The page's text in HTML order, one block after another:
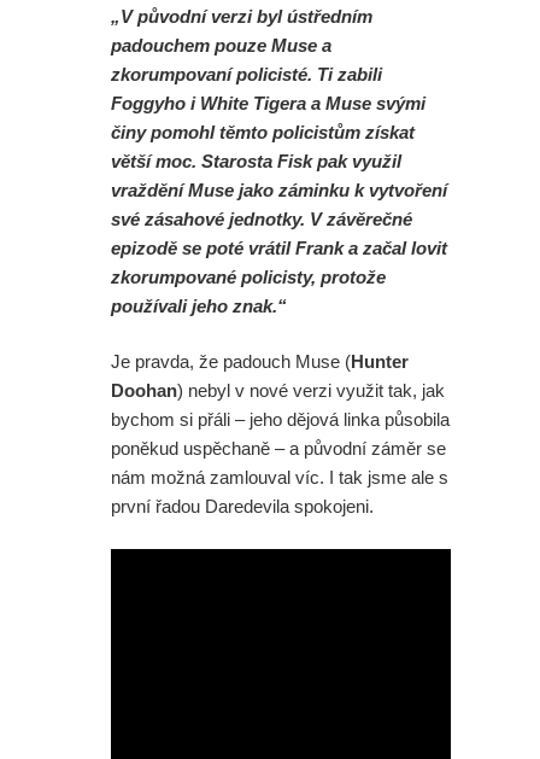
„V původní verzi byl ústředním
padouchem pouze Muse a
zkorumpovaní policisté. Ti zabili
Foggyho i White Tigera a Muse svými
činy pomohl těmto policistům získat
větší moc. Starosta Fisk pak využil
vraždění Muse jako záminku k vytvoření
své zásahové jednotky. V závěrečné
epizodě se poté vrátil Frank a začal lovit
zkorumpované policisty, protože
používali jeho znak.“
Je pravda, že padouch Muse (Hunter
Doohan) nebyl v nové verzi využit tak, jak
bychom si přáli – jeho dějová linka působila
poněkud uspěchaně – a původní záměr se
nám možná zamlouval víc. I tak jsme ale s
první řadou Daredevila spokojeni.